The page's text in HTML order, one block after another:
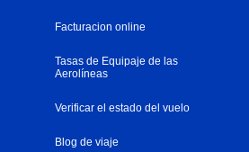
Facturacion online
Tasas de Equipaje de las
Aerolíneas
Verificar el estado del vuelo
Blog de viaje